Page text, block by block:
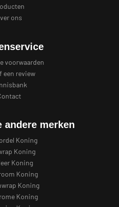
ons
voorwaarden
een review
andere merken
Koning
Koning
Koning
Koning
Koning
Koning